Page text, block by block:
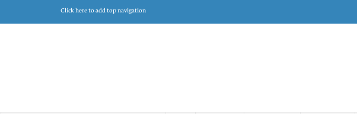
Click here to add top navigation